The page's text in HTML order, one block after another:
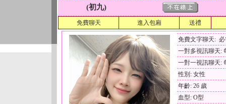
(初九)
免費聊天 進入包廂 送禮
免費文字聊天:
一對多視訊聊天:
一對一視訊聊天:
性別: 女性
年齡: 26 歲
血型: O型